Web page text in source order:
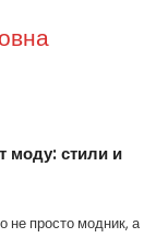
моду: стили и
не просто модник, а